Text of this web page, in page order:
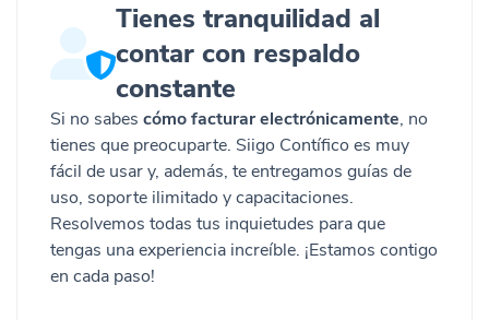
Tienes tranquilidad al
contar con respaldo
constante
Si no sabes cómo facturar electrónicamente, no
tienes que preocuparte. Siigo Contífico es muy
fácil de usar y, además, te entregamos guías de
uso, soporte ilimitado y capacitaciones.
Resolvemos todas tus inquietudes para que
tengas una experiencia increíble. ¡Estamos contigo
en cada paso!